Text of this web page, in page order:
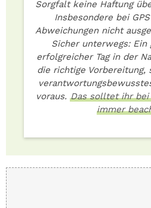
Sorgfalt keine Haftung
Insbesondere bei
Abweichungen nicht
Sicher unterwegs:
erfolgreicher Tag in der
die richtige Vorbereitung,
voraus. Das solltet ihr bei
immer